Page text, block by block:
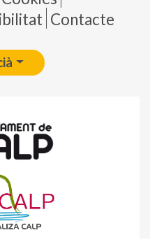
Contacte